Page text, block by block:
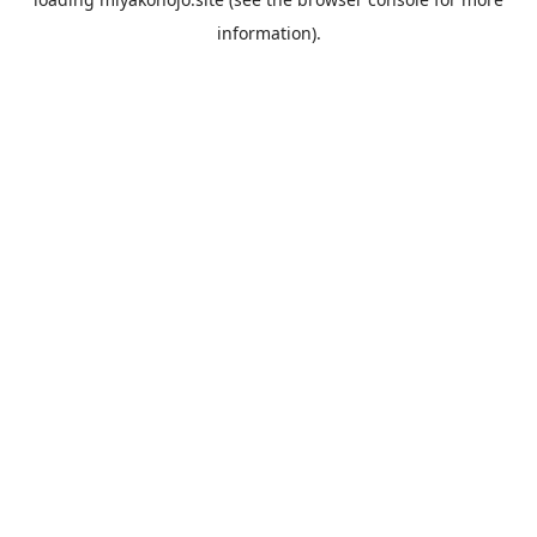
information).